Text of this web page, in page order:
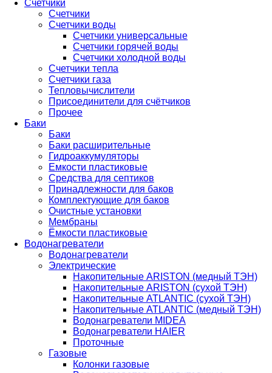
Счетчики
Счетчики
Счетчики воды
Счетчики универсальные
Счетчики горячей воды
Счетчики холодной воды
Счетчики тепла
Счетчики газа
Тепловычислители
Присоединители для счётчиков
Прочее
Баки
Баки
Баки расширительные
Гидроаккумуляторы
Емкости пластиковые
Средства для септиков
Принадлежности для баков
Комплектующие для баков
Очистные установки
Мембраны
Ёмкости пластиковые
Водонагреватели
Водонагреватели
Электрические
Накопительные ARISTON (медный ТЭН)
Накопительные ARISTON (сухой ТЭН)
Накопительные ATLANTIC (сухой ТЭН)
Накопительные ATLANTIC (медный ТЭН)
Водонагреватели MIDEA
Водонагреватели HAIER
Проточные
Газовые
Колонки газовые